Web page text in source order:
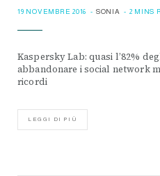
19 NOVEMBRE 2016 SONIA 2 MINS
Kaspersky Lab: quasi l’82%
abbandonare i social network
ricordi
LEGGI DI PIÙ